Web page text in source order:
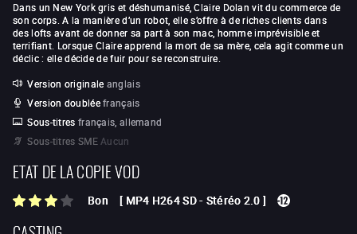
Dans un New York gris et déshumanisé, Claire Dolan vit du commerce de
son corps. A la manière d’un robot, elle s’offre à de riches clients dans
des lofts avant de donner sa part à son mac, homme imprévisible et
terrifiant. Lorsque Claire apprend la mort de sa mère, cela agit comme un
déclic : elle décide de fuir pour se reconstruire.
Version originale anglais
Version doublée français
Sous-titres français, allemand
Sous-titres SME Aucun
ETAT DE LA COPIE VOD
Bon [ MP4 H264 SD- Stéréo 2.0 ]